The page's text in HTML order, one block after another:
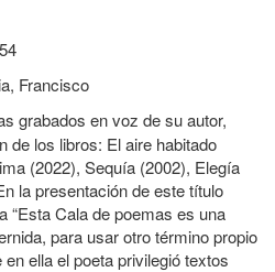
Francisco
grabados en voz de su autor,
de los libros: El aire habitado
(2022), Sequía (2002), Elegía
la presentación de este título
“Esta Cala de poemas es una
para usar otro término propio
ella el poeta privilegió textos